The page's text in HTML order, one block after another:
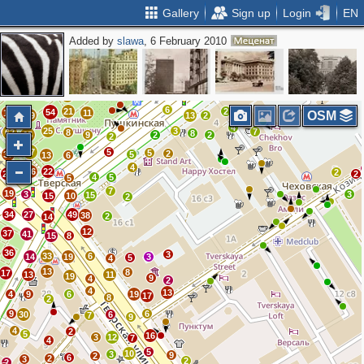
Gallery Sign up Login EN
Added byslawa, 6 February 2010
24
37
67
36
62
12
9 9
7
12
6
7
5
54
17
8
30 12
12
21
25
65
29
13
22
5
6
9
8
11
17
5
2
2
5
5
4
5
4
10
15 7
38
49
12
8
15
14
15
3
19
27
41
37
34
36
14 33
19
13
13
9
17
4
9
9
2
5
7
10
3
2
12
6
3
7
2
6
2
3
4
5
4
30
2 6
19
6
11
4
4
4
8
9
19 17
9
8
5 3 3
2
2
2
2
13
6
16
2
2
3
7
4
2
8
3
13 2
2
2
2
2
2
3
14
7
4
6
2
4
9
17
10 12 2
4
5
8
OSM